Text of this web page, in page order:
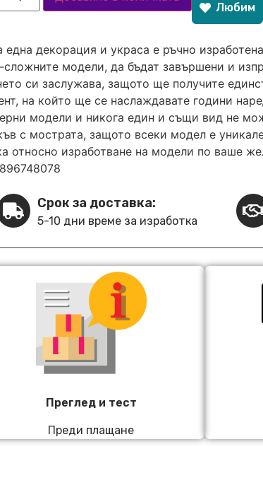
Любим
една декорация и украса е ръчно
сложните модели, да бъдат завършени и
си заслужава, защото ще получите
на който ще се наслаждавате години
модели и никога един и същи вид не
с мострата, защото всеки модел е
относно изработване на модели по ваше
Срок за доставка:
5-10 дни време за изработка
Преглед и тест
Преди плащане